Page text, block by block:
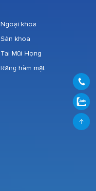
Ngoại khoa
Sản khoa
Tai Mũi Họng
Răng hàm mặt